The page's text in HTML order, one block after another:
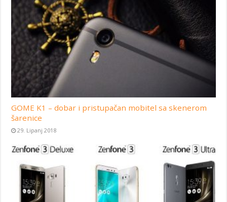
GOME K1 – dobar i pristupačan mobitel sa skenerom
šarenice
29. Lipanj 2018